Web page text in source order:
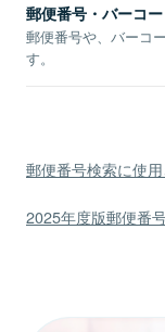
郵便番号・バーコ
郵便番号や、バーコ
す。
郵便番号検索に使
2025年度版郵便番